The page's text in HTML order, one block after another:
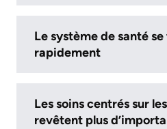
à
Le système de santé
rapidement
Les soins centrés sur
revêtent plus